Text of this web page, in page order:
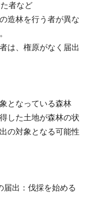
者など
造林を行う者が異な
は、権原がなく届出
となっている森林
した土地が森林の状
の対象となる可能性
届出：伐採を始める